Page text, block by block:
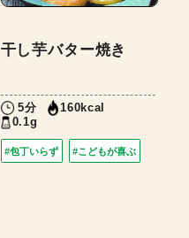
干し芋バター焼き
5分
160kcal
0.1g
#包丁いらず #こどもが喜ぶ